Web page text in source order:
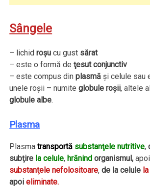
Sângele
– lichidroşu cu gust sărat
– este o formă deţesut conjunctiv
– este compus dinplasmă şi celule sau
unele roşii – numiteglobule roşii, altele
globule albe.
Plasma
Plasma transportă substanţele nutritive,
subţire la celule,hrănind organismul,
substanţele nefolositoare,de la celule
apoieliminate.